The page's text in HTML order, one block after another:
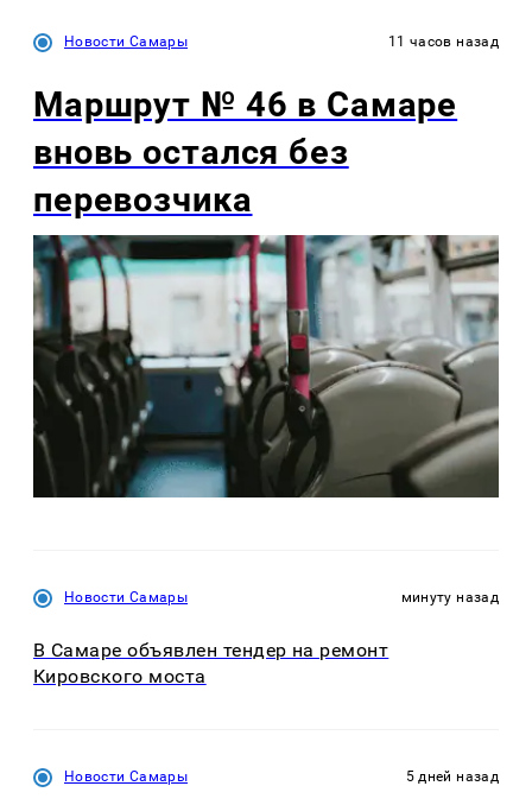
Новости Самары 11 часов назад
Маршрут № 46 в Самаре
вновь остался без
перевозчика
Новости Самары минуту назад
В Самаре объявлен тендер на ремонт
Кировского моста
Новости Самары 5 дней назад